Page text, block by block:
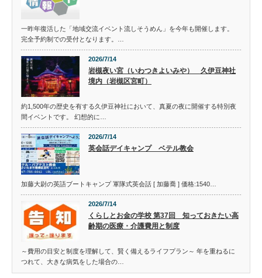
一昨年復活した「地域交流イベント流しそうめん」を今年も開催します。
完全予約制での受付となります。…
2026/7/14
岩槻夜い宮（いわつきよいみや） 久伊豆神社
境内（岩槻区宮町）
約1,500年の歴史を有する久伊豆神社において、真夏の夜に開催する特別夜
間イベントです。 幻想的に…
2026/7/14
英会話デイキャンプ ベテル教会
加藤大尉の英語ブートキャンプ 軍隊式英会話 [ 加藤喬 ] 価格:1540…
2026/7/14
くらしとお金の学校 第37回 知っておきたい高
齢期の医療・介護費用と制度
～費用の目安と制度を理解して、賢く備えるライフプラン～ 年を重ねるに
つれて、大きな病気をした場合の…